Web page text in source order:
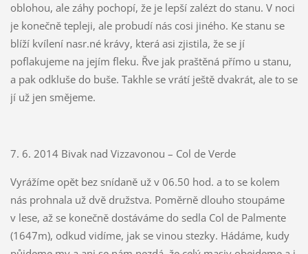
oblohou, ale záhy pochopí, že je lepší zalézt do stanu. V noci
je konečně tepleji, ale probudí nás cosi jiného. Ke stanu se
blíží kvílení nasr.né krávy, která asi zjistila, že se jí
poflakujeme na jejím fleku. Řve jak praštěná přímo u stanu,
a pak odkluše do buše. Takhle se vrátí ještě dvakrát, ale to se
jí už jen smějeme.
7. 6. 2014 Bivak nad Vizzavonou – Col de Verde
Vyrážíme opět bez snídaně už v 06.50 hod. a to se kolem
nás prohnala už dvě družstva. Poměrně dlouho stoupáme
v lese, až se konečně dostáváme do sedla Col de Palmente
(1647m), odkud vidíme, jak se vinou stezky. Hádáme, kudy